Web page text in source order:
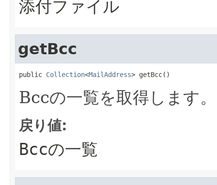
添付ファイル
getBcc
public Collection<MailAddress> getBcc()
Bccの一覧を取得します。
戻り値:
Bccの一覧